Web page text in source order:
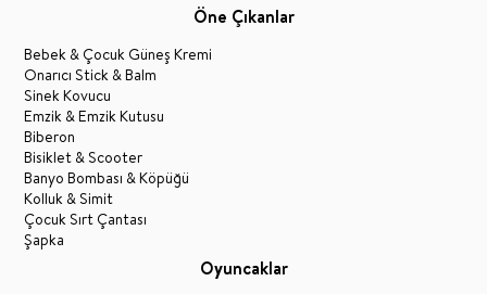
Öne Çıkanlar
Bebek & Çocuk Güneş Kremi
Onarıcı Stick & Balm
Sinek Kovucu
Emzik & Emzik Kutusu
Biberon
Bisiklet & Scooter
Banyo Bombası & Köpüğü
Kolluk & Simit
Çocuk Sırt Çantası
Şapka
Oyuncaklar